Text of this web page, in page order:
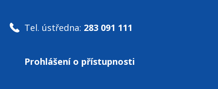
Tel. ústředna: 283 091 111
Prohlášení o přístupnosti